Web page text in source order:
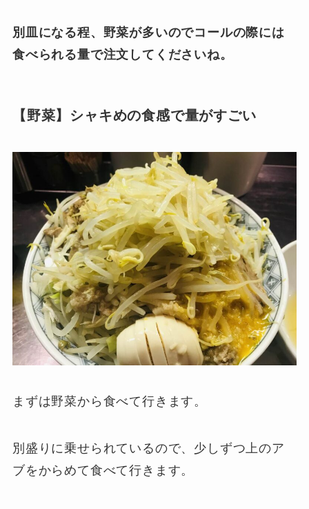
別皿になる程、野菜が多いのでコールの際には
食べられる量で注文してくださいね。
【野菜】シャキめの食感で量がすごい
まずは野菜から食べて行きます。
別盛りに乗せられているので、少しずつ上のア
ブをからめて食べて行きます。